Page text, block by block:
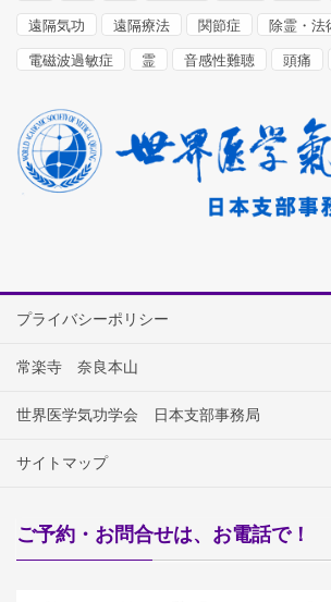
遠隔気功 遠隔療法 関節症 除霊・法
電磁波過敏症 霊 音感性難聴 頭痛
プライバシーポリシー
常楽寺 奈良本山
世界医学気功学会 日本支部事務局
サイトマップ
ご予約・お問合せは、お電話で！